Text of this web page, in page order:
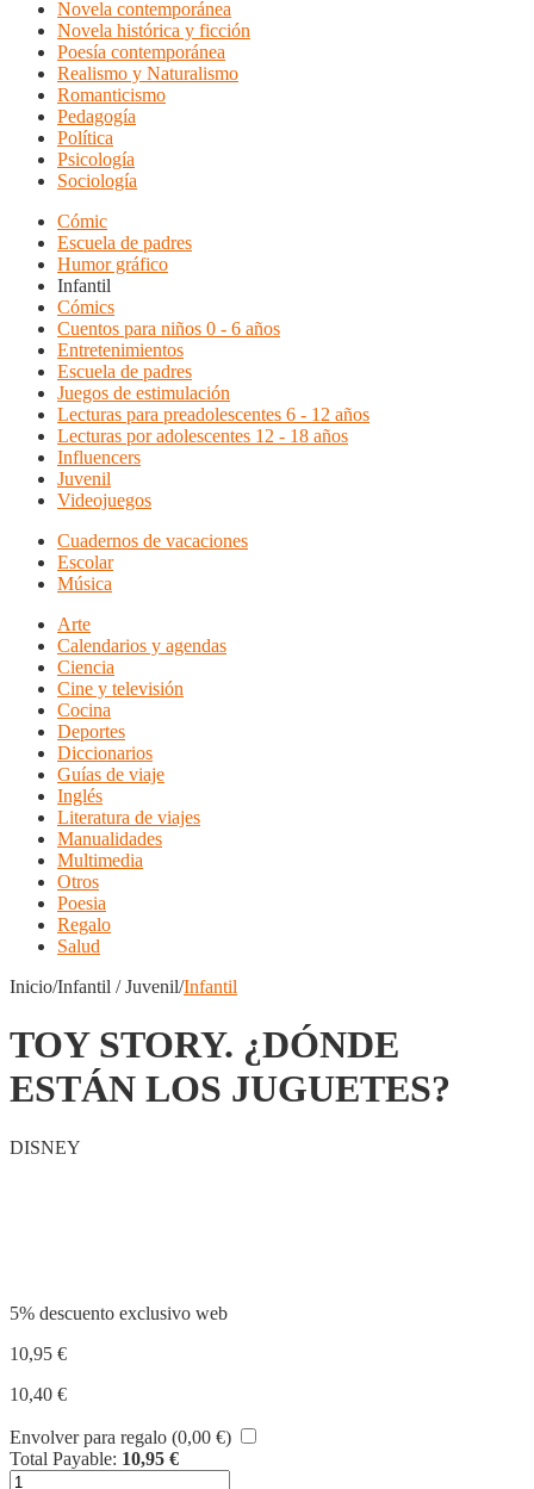
Novela contemporánea
Novela histórica y ficción
Poesía contemporánea
Realismo y Naturalismo
Romanticismo
Pedagogía
Política
Psicología
Sociología
Cómic
Escuela de padres
Humor gráfico
Infantil
Cómics
Cuentos para niños 0 - 6 años
Entretenimientos
Escuela de padres
Juegos de estimulación
Lecturas para preadolescentes 6 - 12 años
Lecturas por adolescentes 12 - 18 años
Influencers
Juvenil
Videojuegos
Cuadernos de vacaciones
Escolar
Música
Arte
Calendarios y agendas
Ciencia
Cine y televisión
Cocina
Deportes
Diccionarios
Guías de viaje
Inglés
Literatura de viajes
Manualidades
Multimedia
Otros
Poesia
Regalo
Salud
Inicio/Infantil / Juvenil/Infantil
TOY STORY. ¿DÓNDE
ESTÁN LOS JUGUETES?
DISNEY
5% descuento exclusivo web
10,95 €
10,40 €
Envolver para regalo (0,00 €)
Total Payable: 10,95 €
TOY